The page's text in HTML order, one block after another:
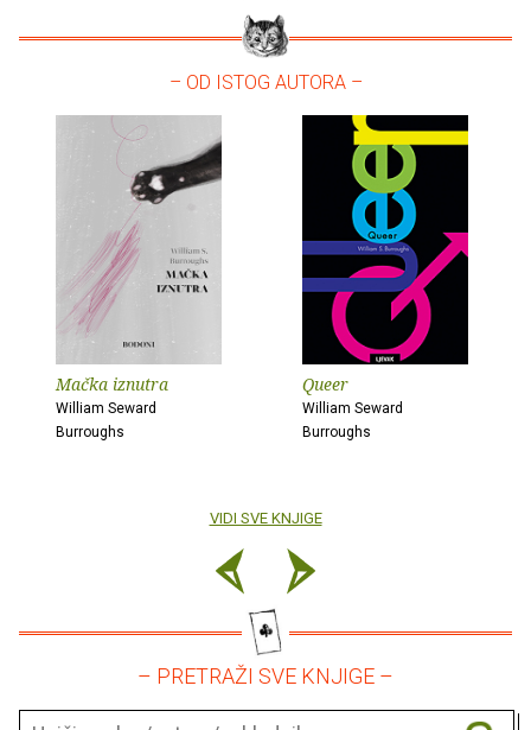
– OD ISTOG AUTORA –
Mačka iznutra
William Seward
Burroughs
Queer
William Seward
Burroughs
VIDI SVE KNJIGE
– PRETRAŽI SVE KNJIGE –